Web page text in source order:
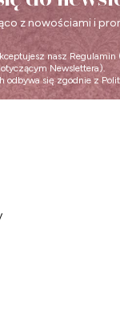
z nowościami i
nasz Regulamin
Newslettera).
odbywa się zgodnie z